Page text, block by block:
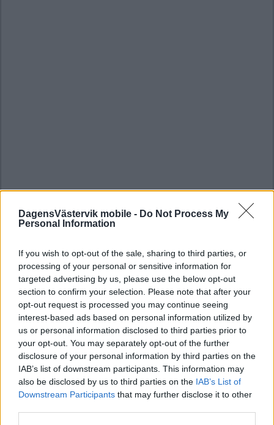
DagensVästervik mobile - Do Not Process My
Personal Information
If you wish to opt-out of the sale, sharing to third parties, or
processing of your personal or sensitive information for
targeted advertising by us, please use the below opt-out
section to confirm your selection. Please note that after your
opt-out request is processed you may continue seeing
interest-based ads based on personal information utilized by
us or personal information disclosed to third parties prior to
your opt-out. You may separately opt-out of the further
disclosure of your personal information by third parties on the
IAB’s list of downstream participants. This information may
also be disclosed by us to third parties on the IAB’s List of
Downstream Participants that may further disclose it to other